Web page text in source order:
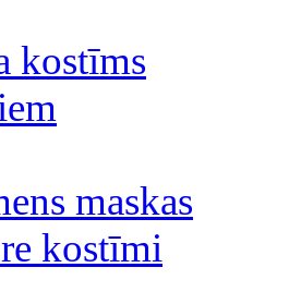
kostīms
maskas
kostīmi